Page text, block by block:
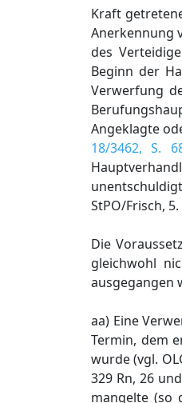
Kraft
Anerkennung
des
Beginn der
Verwerfung
Angeklagte
18/3462, S.
StPO/Frisch, 5.
Die
gleichwohl
ausgegangen
aa) Eine
Termin, dem
wurde (vgl.
329 Rn, 26
mangelte (so